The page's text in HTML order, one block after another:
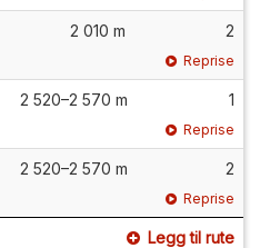
2 010 m 2
Reprise
2 520–2 570 m 1
Reprise
2 520–2 570 m 2
Reprise
Legg til rute